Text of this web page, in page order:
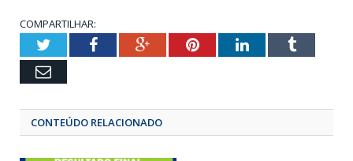
COMPARTILHAR:
TwitterFacebookGoogle+Pinterest
LinkedIn
Email
CONTEÚDO RELACIONADO